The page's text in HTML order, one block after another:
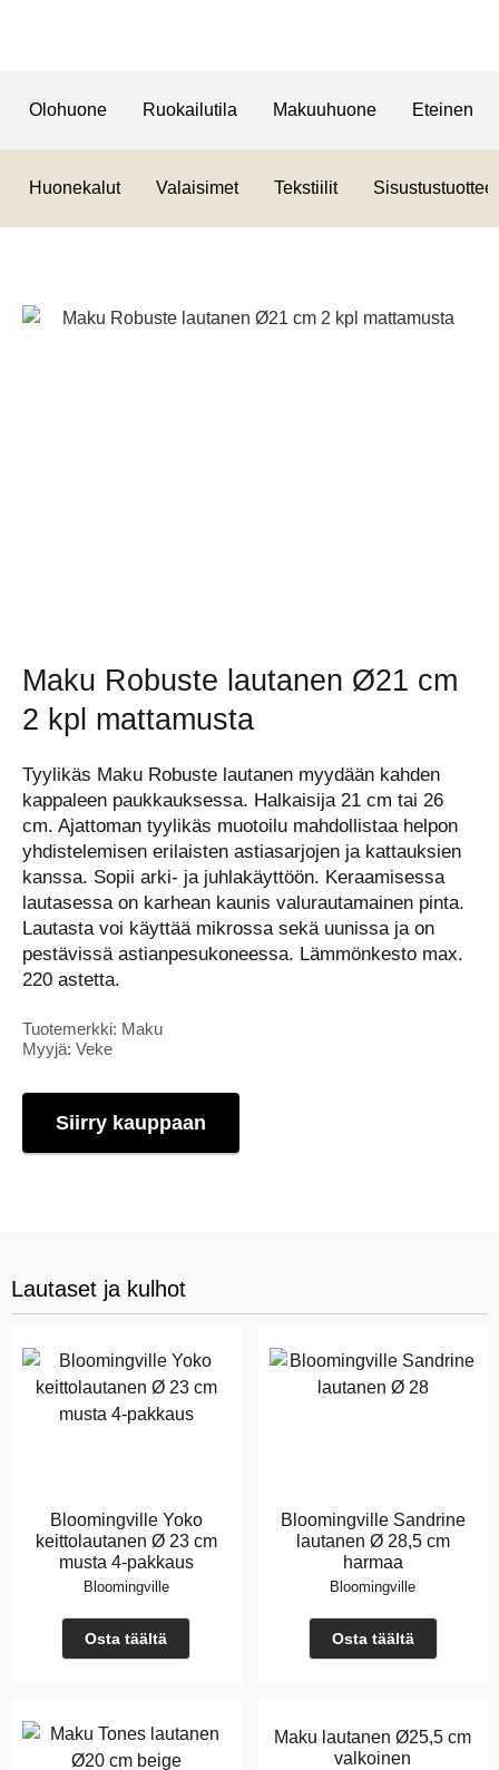
Olohuone Ruokailutila Makuuhuone Eteinen
Huonekalut Valaisimet Tekstiilit Sisustustuotteet
Maku Robuste lautanen Ø21 cm
2 kpl mattamusta
Tyylikäs Maku Robuste lautanen myydään kahden
kappaleen paukkauksessa. Halkaisija 21 cm tai 26
cm. Ajattoman tyylikäs muotoilu mahdollistaa helpon
yhdistelemisen erilaisten astiasarjojen ja kattauksien
kanssa. Sopii arki- ja juhlakäyttöön. Keraamisessa
lautasessa on karhean kaunis valurautamainen pinta.
Lautasta voi käyttää mikrossa sekä uunissa ja on
pestävissä astianpesukoneessa. Lämmönkesto max.
220 astetta.
Tuotemerkki: Maku
Myyjä: Veke
Siirry kauppaan
Lautaset ja kulhot
Bloomingville Yoko
keittolautanen Ø 23 cm
musta 4-pakkaus
Bloomingville
Osta täältä
Bloomingville Sandrine
lautanen Ø 28,5 cm
harmaa
Bloomingville
Osta täältä
Maku lautanen Ø25,5 cm
valkoinen